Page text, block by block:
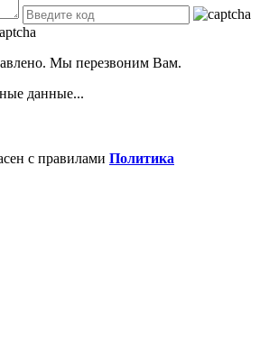
Мы перезвоним Вам.
данные...
с правилами Политика